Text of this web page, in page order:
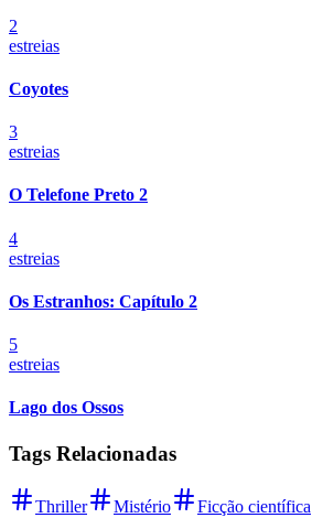
2
estreias
Coyotes
3
estreias
O Telefone Preto 2
4
estreias
Os Estranhos: Capítulo 2
5
estreias
Lago dos Ossos
Tags Relacionadas
Thriller Mistério Ficção científica